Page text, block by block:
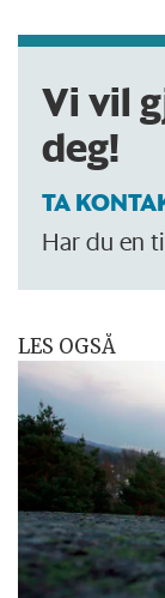
Vi vil
deg!
TA
Har du en
eller
LES OGSÅ